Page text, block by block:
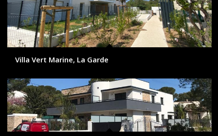
Villa Vert Marine, La Garde